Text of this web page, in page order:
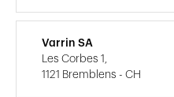
Varrin SA
Les Corbes 1,
1121 Bremblens - CH